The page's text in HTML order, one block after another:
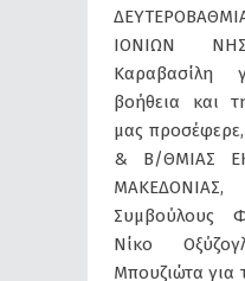
ΙΟΝΙΩΝ
Καραβασίλη
βοήθεια και
μας
& Β/ΘΜΙΑΣ
Συμβούλους
Νίκο
Μπουζιώτα